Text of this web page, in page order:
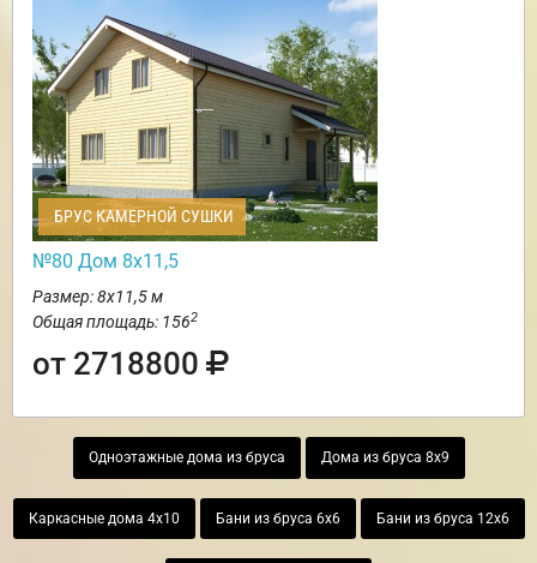
БРУС КАМЕРНОЙ СУШКИ
№80 Дом 8х11,5
Размер: 8х11,5 м
Общая площадь: 1562
от 2718800
Одноэтажные дома из бруса Дома из бруса 8х9
Каркасные дома 4х10 Бани из бруса 6х6 Бани из бруса 12х6